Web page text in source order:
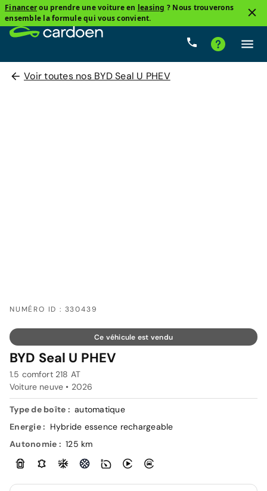
Financerou prendre une voiture en leasing ? Nous trouverons
ensemble la formule qui vous convient.
Voir toutes nos BYD Seal U PHEV
NUMÉRO ID : 330439
Ce véhicule est vendu
BYD Seal U PHEV
1.5 comfort 218 AT
Voiture neuve • 2026
Type de boîte : automatique
Energie : Hybride essence rechargeable
Autonomie : 125 km